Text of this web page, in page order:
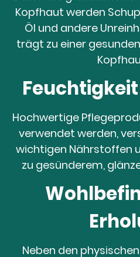
Kopfhaut werden
Öl und andere
trägt zu einer
Hochwertige
verwendet werden,
wichtigen Nährstoffen
zu gesünderem,
Neben den